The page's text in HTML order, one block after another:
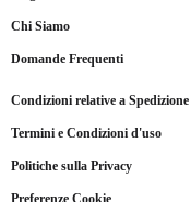
Chi Siamo
Domande Frequenti
Condizioni relative a Spedizione
Termini e Condizioni d'uso
Politiche sulla Privacy